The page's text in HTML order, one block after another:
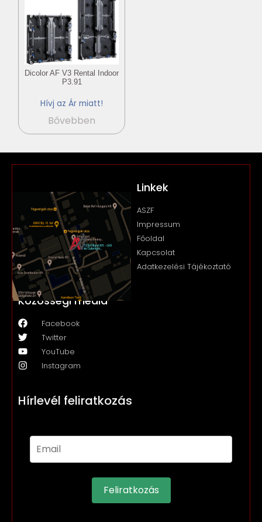
Dicolor AF V3 Rental Indoor
P3.91
Hívj az Ár miatt!
Bővebben
Linkek
ASZF
Impressum
Főoldal
Kapcsolat
Adatkezelési Tájékoztató
Közösségi média
Facebook
Twitter
YouTube
Instagram
Hírlevél feliratkozás
Feliratkozás